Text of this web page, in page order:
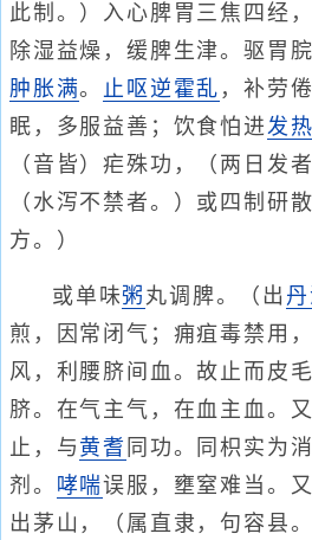
此制。）入心脾胃三焦四经
除湿益燥，缓脾生津。驱胃脘
肿胀满。 止呕逆 霍乱 ，补劳
眠，多服益善；饮食怕进发热
（音皆）疟殊功，（两日发
（水泻不禁者。）或四制研散
方。）
或单味粥 丸调脾。（出
煎，因常闭气；痈疽毒禁用
风，利腰脐间血。故止而皮
脐。在气主气，在血主血。
止，与 黄耆 同功。同枳实为
剂。 哮喘误服，壅窒难当。
出茅山，（属直隶，句容县